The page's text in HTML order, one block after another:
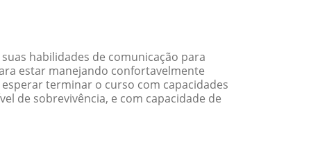
habilidades de comunicação para
estar manejando confortavelmente
terminar o curso com capacidades
de sobrevivência, e com capacidade de